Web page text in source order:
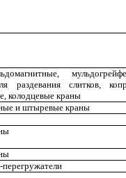
раздевания слитков,
колодцевые краны
и штыревые краны